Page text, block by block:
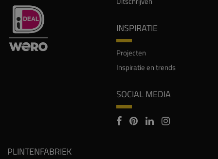
INSPIRATIE
Projecten
Inspiratie en trends
SOCIAL MEDIA
PLINTENFABRIEK